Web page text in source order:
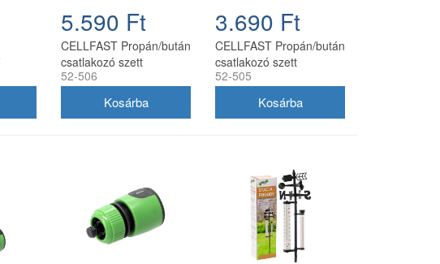
5.590 Ft
CELLFAST Propán/bután
csatlakozó szett
nyomásmérővel
52-506
3.690 Ft
CELLFAST Propán/bután
csatlakozó szett
52-505